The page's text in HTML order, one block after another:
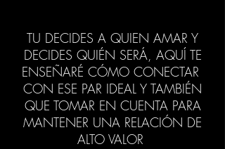
TU DECIDES A QUIEN AMAR Y
DECIDES QUIÉN SERÁ, AQUÍ TE
ENSEÑARÉ CÓMO CONECTAR
CON ESE PAR IDEAL Y TAMBIÉN
QUE TOMAR EN CUENTA PARA
MANTENER UNA RELACIÓN DE
ALTO VALOR